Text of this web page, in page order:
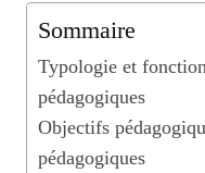
Sommaire
Typologie et
pédagogiques
Objectifs
pédagogiques